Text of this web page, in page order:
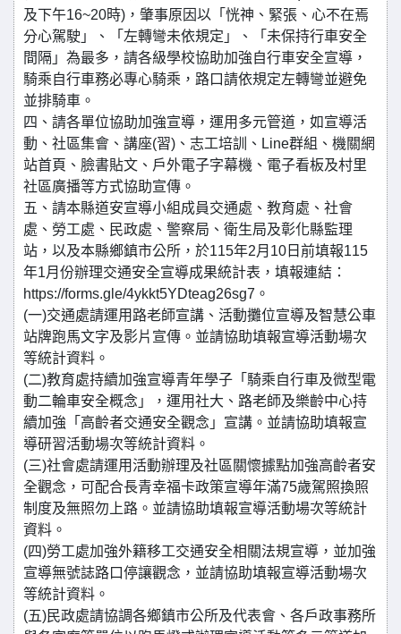
及下午16~20時)，肇事原因以「恍神、緊張、心不在焉
分心駕駛」、「左轉彎未依規定」、「未保持行車安全
間隔」為最多，請各級學校協助加強自行車安全宣導，
騎乘自行車務必專心騎乘，路口請依規定左轉彎並避免
並排騎車。
四、請各單位協助加強宣導，運用多元管道，如宣導活
動、社區集會、講座(習)、志工培訓、Line群組、機關網
站首頁、臉書貼文、戶外電子字幕機、電子看板及村里
社區廣播等方式協助宣傳。
五、請本縣道安宣導小組成員交通處、教育處、社會
處、勞工處、民政處、警察局、衛生局及彰化縣監理
站，以及本縣鄉鎮市公所，於115年2月10日前填報115
年1月份辦理交通安全宣導成果統計表，填報連結：
https://forms.gle/4ykkt5YDteag26sg7。
(一)交通處請運用路老師宣講、活動攤位宣導及智慧公車
站牌跑馬文字及影片宣傳。並請協助填報宣導活動場次
等統計資料。
(二)教育處持續加強宣導青年學子「騎乘自行車及微型電
動二輪車安全概念」，運用社大、路老師及樂齡中心持
續加強「高齡者交通安全觀念」宣講。並請協助填報宣
導研習活動場次等統計資料。
(三)社會處請運用活動辦理及社區關懷據點加強高齡者安
全觀念，可配合長青幸福卡政策宣導年滿75歲駕照換照
制度及無照勿上路。並請協助填報宣導活動場次等統計
資料。
(四)勞工處加強外籍移工交通安全相關法規宣導，並加強
宣導無號誌路口停讓觀念，並請協助填報宣導活動場次
等統計資料。
(五)民政處請協調各鄉鎮市公所及代表會、各戶政事務所